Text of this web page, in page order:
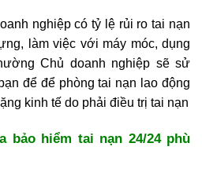
nghiệp có tỷ lệ rủi ro tai nạn
làm việc với máy móc, dụng
Chủ doanh nghiệp sẽ sử
để để phòng tai nạn lao động
kinh tế do phải điều trị tai nạn
bảo hiểm tai nạn 24/24 phù